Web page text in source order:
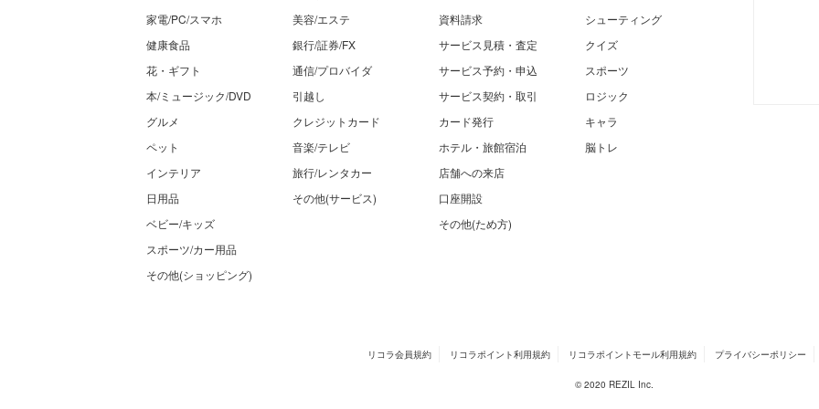
家電/PC/スマホ
健康食品
花・ギフト
本/ミュージック/DVD
グルメ
ペット
インテリア
日用品
ベビー/キッズ
スポーツ/カー用品
その他(ショッピング)
美容/エステ
銀行/証券/FX
通信/プロバイダ
引越し
クレジットカード
音楽/テレビ
旅行/レンタカー
その他(サービス)
資料請求
サービス見積・査定
サービス予約・申込
サービス契約・取引
カード発行
ホテル・旅館宿泊
店舗への来店
口座開設
その他(ため方)
シューティング
クイズ
スポーツ
ロジック
キャラ
脳トレ
リコラ会員規約 リコラポイント利用規約 リコラポイントモール利用規約 プライバシーポリシー
© 2020 REZIL Inc.